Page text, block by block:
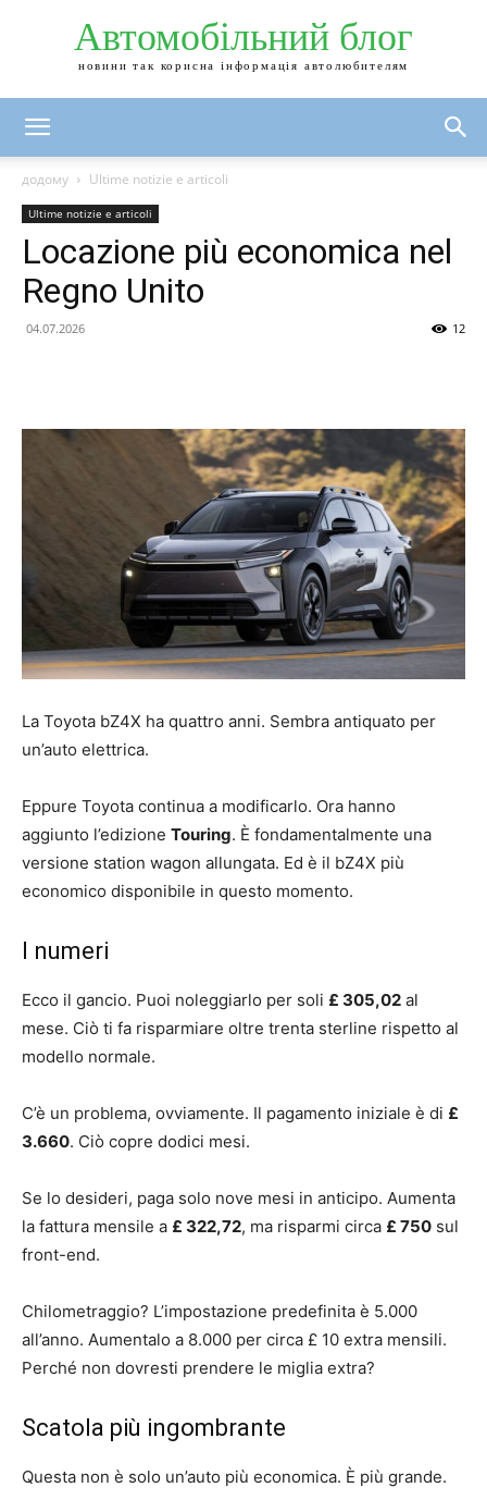
Автомобільний блог
новини так корисна інформація автолюбителям
додому Ultime notizie e articoli
Ultime notizie e articoli
Locazione più economica nel
Regno Unito
04.07.2026 12
La Toyota bZ4X ha quattro anni. Sembra antiquato per
un’auto elettrica.
Eppure Toyota continua a modificarlo. Ora hanno
aggiunto l’edizione Touring. È fondamentalmente una
versione station wagon allungata. Ed è il bZ4X più
economico disponibile in questo momento.
I numeri
Ecco il gancio. Puoi noleggiarlo per soli £ 305,02 al
mese. Ciò ti fa risparmiare oltre trenta sterline rispetto al
modello normale.
C’è un problema, ovviamente. Il pagamento iniziale è di £
3.660. Ciò copre dodici mesi.
Se lo desideri, paga solo nove mesi in anticipo. Aumenta
la fattura mensile a £ 322,72, ma risparmi circa £ 750 sul
front-end.
Chilometraggio? L’impostazione predefinita è 5.000
all’anno. Aumentalo a 8.000 per circa £ 10 extra mensili.
Perché non dovresti prendere le miglia extra?
Scatola più ingombrante
Questa non è solo un’auto più economica. È più grande.